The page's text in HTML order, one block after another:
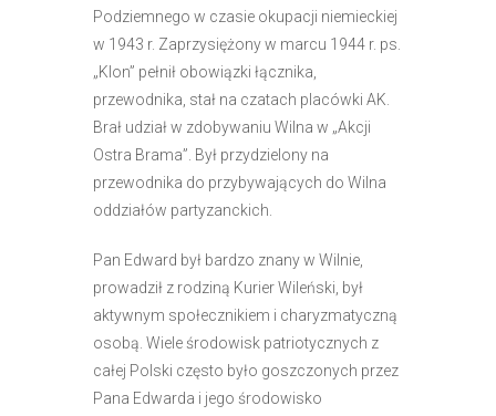
Podziemnego w czasie okupacji niemieckiej
w 1943 r. Zaprzysiężony w marcu 1944 r. ps.
„Klon” pełnił obowiązki łącznika,
przewodnika, stał na czatach placówki AK.
Brał udział w zdobywaniu Wilna w „Akcji
Ostra Brama”. Był przydzielony na
przewodnika do przybywających do Wilna
oddziałów partyzanckich.
Pan Edward był bardzo znany w Wilnie,
prowadził z rodziną Kurier Wileński, był
aktywnym społecznikiem i charyzmatyczną
osobą. Wiele środowisk patriotycznych z
całej Polski często było goszczonych przez
Pana Edwarda i jego środowisko